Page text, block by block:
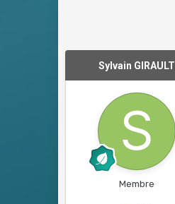
Sylvain GIRAULT
Membre